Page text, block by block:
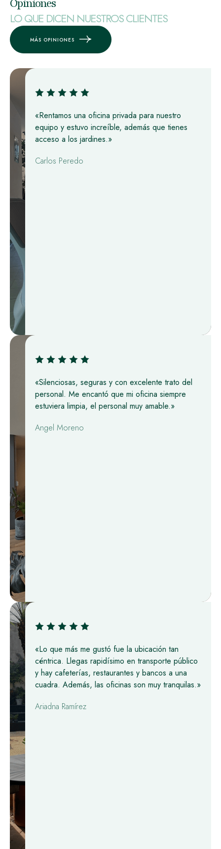
Opiniones
LO QUE DICEN NUESTROS CLIENTES
MÁS OPINIONES
«Rentamos una oficina privada para nuestro
equipo y estuvo increíble, además que tienes
acceso a los jardines.»
Carlos Peredo
«Silenciosas, seguras y con excelente trato del
personal. Me encantó que mi oficina siempre
estuviera limpia, el personal muy amable.»
Angel Moreno
«Lo que más me gustó fue la ubicación tan
céntrica. Llegas rapidísimo en transporte público
y hay cafeterías, restaurantes y bancos a una
cuadra. Además, las oficinas son muy tranquilas.»
Ariadna Ramírez